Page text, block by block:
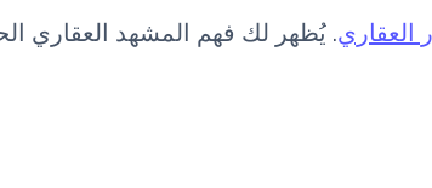
العقاري. يُظهر لك فهم المشهد العقاري